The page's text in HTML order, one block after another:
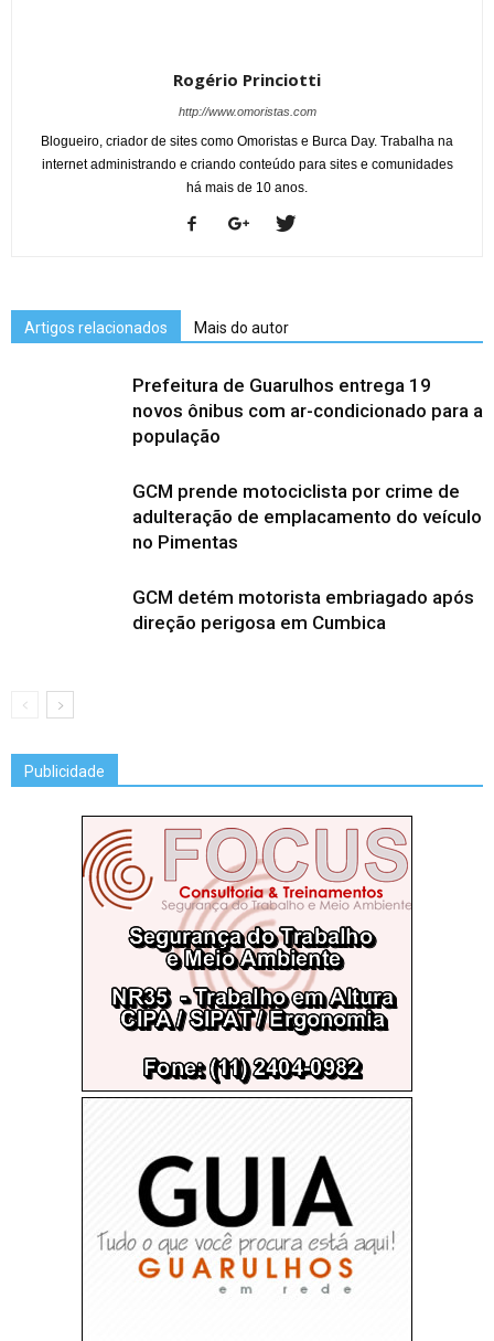
Rogério Princiotti
http://www.omoristas.com
Blogueiro, criador de sites como Omoristas e Burca Day. Trabalha na
internet administrando e criando conteúdo para sites e comunidades
há mais de 10 anos.
Artigos relacionados Mais do autor
Prefeitura de Guarulhos entrega 19
novos ônibus com ar-condicionado para a
população
GCM prende motociclista por crime de
adulteração de emplacamento do veículo
no Pimentas
GCM detém motorista embriagado após
direção perigosa em Cumbica
Publicidade